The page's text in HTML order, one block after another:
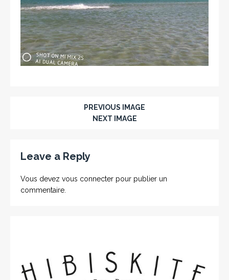
PREVIOUS IMAGE
NEXT IMAGE
Leave a Reply
Vous devez vous connecter pour publier un
commentaire.